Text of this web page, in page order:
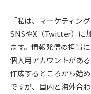
「私は、マーケティン
SNSやX（Twitter）に
ます。情報発信の担当
個人用アカウントがあ
作成するところから始
ですが、国内と海外合